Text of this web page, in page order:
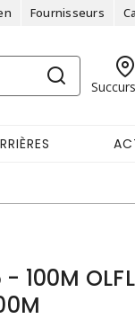
Fournisseurs
100M